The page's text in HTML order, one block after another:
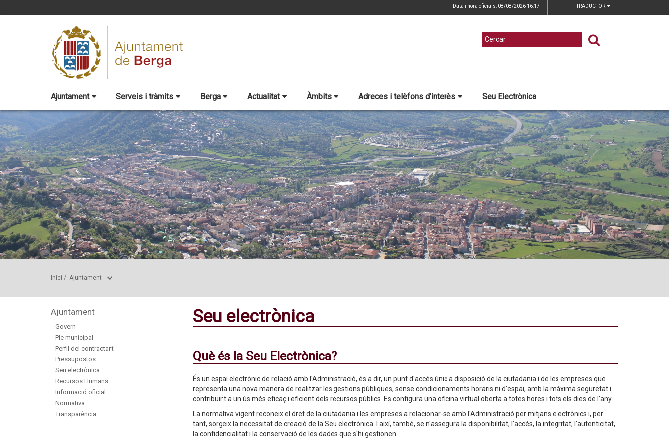
Data i hora oficials: 08/08/2026 16:17 TRADUCTOR
Ajuntament Serveis i tràmits Berga Actualitat Àmbits Adreces i telèfons d'interès Seu Electrònica
Inici / Ajuntament
Ajuntament
Govern
Ple municipal
Perfil del contractant
Pressupostos
Seu electrònica
Recursos Humans
Informació oficial
Normativa
Transparència
Seu electrònica
Què és la Seu Electrònica?
És un espai electrònic de relació amb l'Administració, és a dir, un punt d'accés únic a disposició de la ciutadania i de les empreses que
representa una nova manera de realitzar les gestions públiques, sense condicionaments horaris ni d'espai, amb la màxima seguretat i
contribuint a un ús més eficaç i eficient dels recursos públics. Es configura una oficina virtual oberta a totes hores i tots els dies de l'any.
La normativa vigent reconeix el dret de la ciutadania i les empreses a relacionar-se amb l'Administració per mitjans electrònics i, per
tant, sorgeix la necessitat de creació de la Seu electrònica. I així, també, se n'assegura la disponibilitat, l'accés, la integritat, l'autenticitat,
la confidencialitat i la conservació de les dades que s'hi gestionen.